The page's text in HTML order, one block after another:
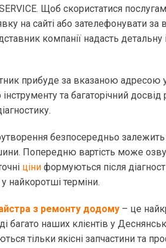
Щоб скористатися
на сайті або зателефонувати
компанії надасть детальну
прибуде за вказаною адресою у
та багаторічний
безпосередньо
Попередню вартість може
ціни формуються після
найкоротші терміни.
з ремонту додому – це
багато наших клієнтів у
тільки якісні запчастини та